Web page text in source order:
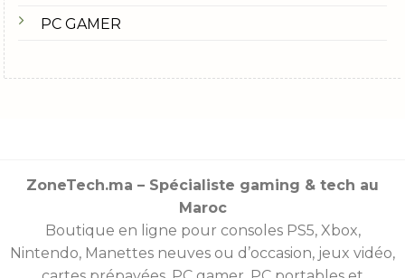
PC GAMER
ZoneTech.ma – Spécialiste gaming & tech au
Maroc
Boutique en ligne pour consoles PS5, Xbox,
Nintendo, Manettes neuves ou d’occasion, jeux vidéo,